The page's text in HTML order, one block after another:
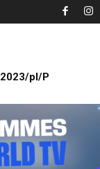
2023/pl/P